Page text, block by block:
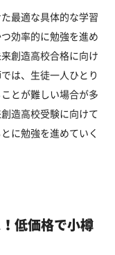
最適な具体的な学習
効率的に勉強を進め
創造高校合格に向け
は、生徒一人ひとり
とが難しい場合が多
造高校受験に向けて
に勉強を進めていく
低価格で小樽